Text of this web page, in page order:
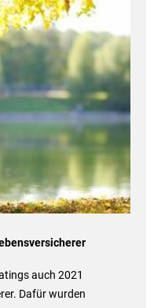
auch 2021
Dafür wurden